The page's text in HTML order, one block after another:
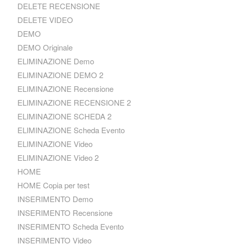
DELETE RECENSIONE
DELETE VIDEO
DEMO
DEMO Originale
ELIMINAZIONE Demo
ELIMINAZIONE DEMO 2
ELIMINAZIONE Recensione
ELIMINAZIONE RECENSIONE 2
ELIMINAZIONE SCHEDA 2
ELIMINAZIONE Scheda Evento
ELIMINAZIONE Video
ELIMINAZIONE Video 2
HOME
HOME Copia per test
INSERIMENTO Demo
INSERIMENTO Recensione
INSERIMENTO Scheda Evento
INSERIMENTO Video